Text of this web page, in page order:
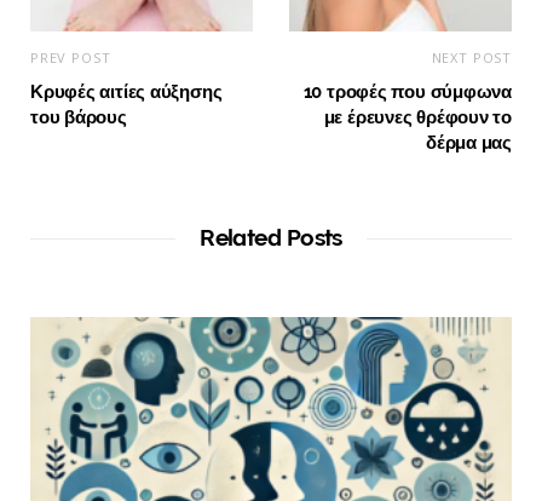
PREV POST
Κρυφές αιτίες αύξησης
του βάρους
NEXT POST
10 τροφές που σύμφωνα
με έρευνες θρέφουν το
δέρμα μας
Related Posts